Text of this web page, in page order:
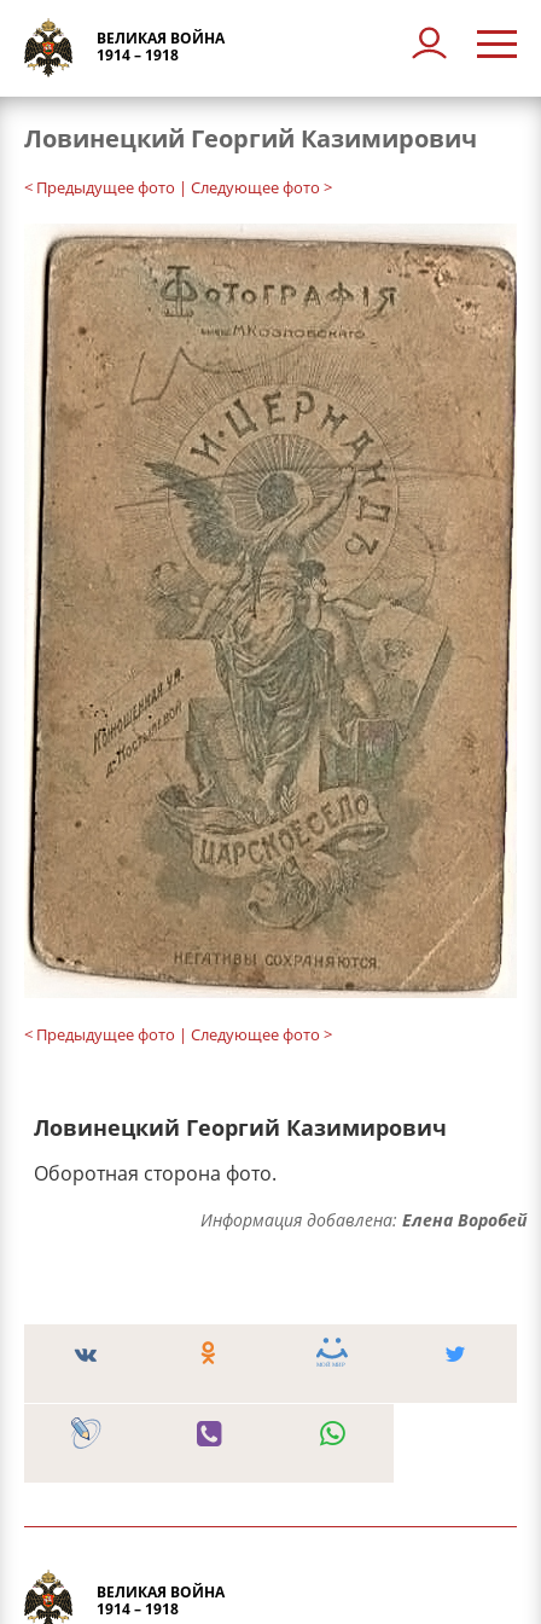
ВЕЛИКАЯ ВОЙНА
1914 – 1918
Ловинецкий Георгий Казимирович
< Предыдущее фото | Следующее фото >
< Предыдущее фото | Следующее фото >
Ловинецкий Георгий Казимирович
Оборотная сторона фото.
Информация добавлена:Елена Воробей
ВЕЛИКАЯ ВОЙНА
1914 – 1918